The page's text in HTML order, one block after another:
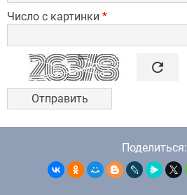
Число с картинки *
 refresh
Поделиться: